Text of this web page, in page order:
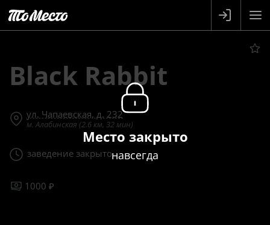
Black Rabbit
ул. Чапаевская, д. 232
м. Алабинская (2.6 км, 32 мин)
заведение закрыто
1000 ₽
Место закрыто
навсегда